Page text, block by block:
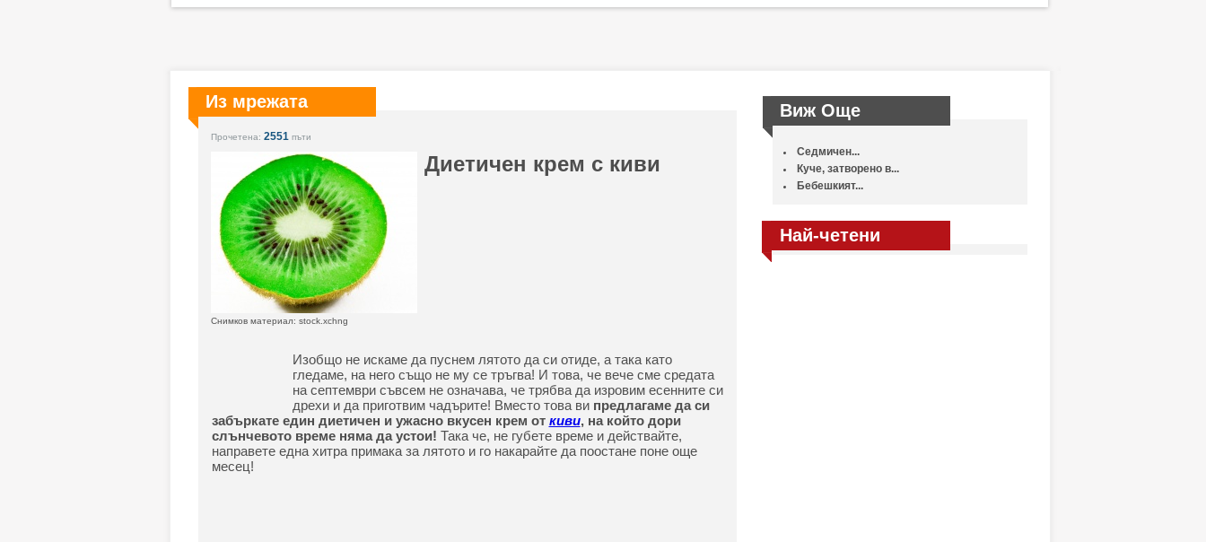
Из мрежата
Прочетена: 2551 пъти
Диетичен крем с киви
Снимков материал: stock.xchng
Изобщо не искаме да пуснем лятото да си отиде, а така като
гледаме, на него също не му се тръгва! И това, че вече сме средата
на септември съвсем не означава, че трябва да изровим есенните си
дрехи и да приготвим чадърите! Вместо това ви предлагаме да си
забъркате един диетичен и ужасно вкусен крем от киви, на който дори
слънчевото време няма да устои! Така че, не губете време и действайте,
направете една хитра примака за лятото и го накарайте да поостане поне още
месец!
Виж Още
Седмичен...
Куче, затворено в...
Бебешкият...
Най-четени